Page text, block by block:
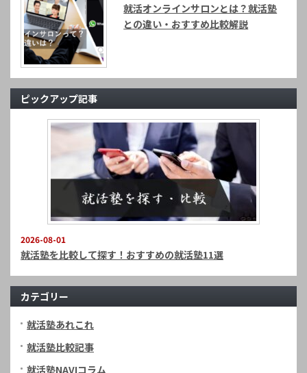
就活オンラインサロンとは？就活塾
との違い・おすすめ比較解説
ピックアップ記事
2026-08-01
就活塾を比較して探す！おすすめの就活塾11選
カテゴリー
就活塾あれこれ
就活塾比較記事
就活塾NAVIコラム